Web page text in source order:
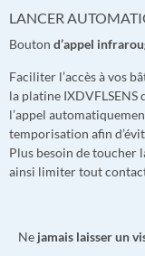
LANCER
Bouton d’appel
Faciliter l’accès à vos
la platine
l’appel
temporisation afin
Plus besoin de toucher
ainsi limiter tout
Ne jamais laisser un